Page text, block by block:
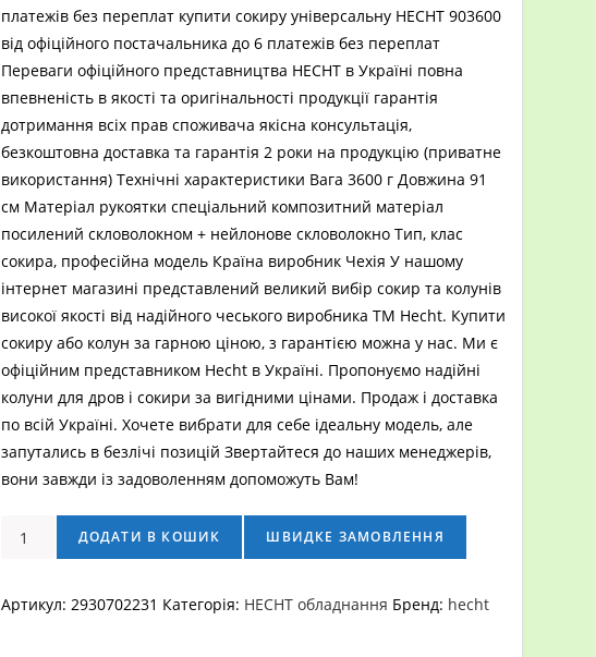
платежів без переплат купити сокиру універсальну HECHT 903600
від офіційного постачальника до 6 платежів без переплат
Переваги офіційного представництва HECHT в Україні повна
впевненість в якості та оригінальності продукції гарантія
дотримання всіх прав споживача якісна консультація,
безкоштовна доставка та гарантія 2 роки на продукцію (приватне
використання) Технічні характеристики Вага 3600 г Довжина 91
см Матеріал рукоятки спеціальний композитний матеріал
посилений скловолокном + нейлонове скловолокно Тип, клас
сокира, професійна модель Країна виробник Чехія У нашому
інтернет магазині представлений великий вибір сокир та колунів
високої якості від надійного чеського виробника TM Hecht. Купити
сокиру або колун за гарною ціною, з гарантією можна у нас. Ми є
офіційним представником Hecht в Україні. Пропонуємо надійні
колуни для дров і сокири за вигідними цінами. Продаж і доставка
по всій Україні. Хочете вибрати для себе ідеальну модель, але
запутались в безлічі позицій Звертайтеся до наших менеджерів,
вони завжди із задоволенням допоможуть Вам!
Сокира-
903600
ДОДАТИ В КОШИК ШВИДКЕ ЗАМОВЛЕННЯ
Артикул: 2930702231 Категорія: HECHT обладнання Бренд: hecht